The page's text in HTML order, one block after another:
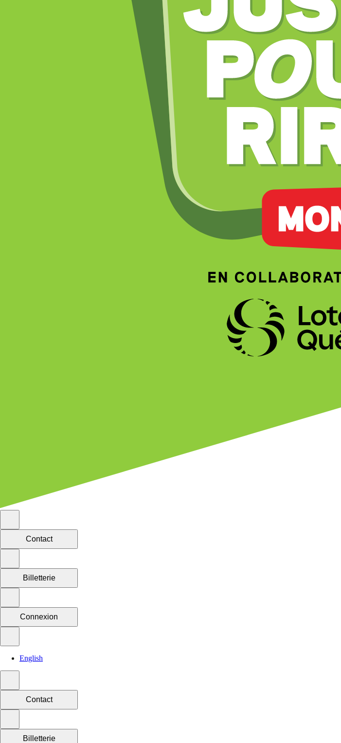
Contact
Billetterie
Connexion
English
Contact
Billetterie